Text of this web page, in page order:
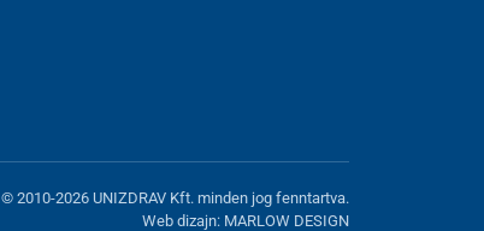
© 2010-2026 UNIZDRAV Kft. minden jog fenntartva.
Web dizajn: MARLOW DESIGN